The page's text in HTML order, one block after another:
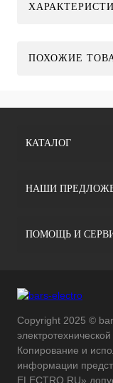
ПОХОЖИЕ
КАТАЛОГ
НАШИ
ПОМОЩЬ И
Copyright 2025 ©
Копирование и
информации
ELECTRO.RU»